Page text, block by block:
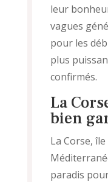
leur
vagues
pour les
plus
confirmés.
La
bien
La Corse,
paradis